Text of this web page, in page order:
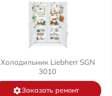
Холодильник Liebherr SGN
3010
Заказать ремонт